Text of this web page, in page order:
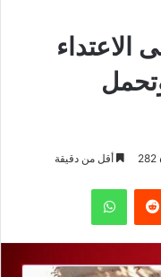
الاعتداء
282 أقل من دقيقة
واتساب